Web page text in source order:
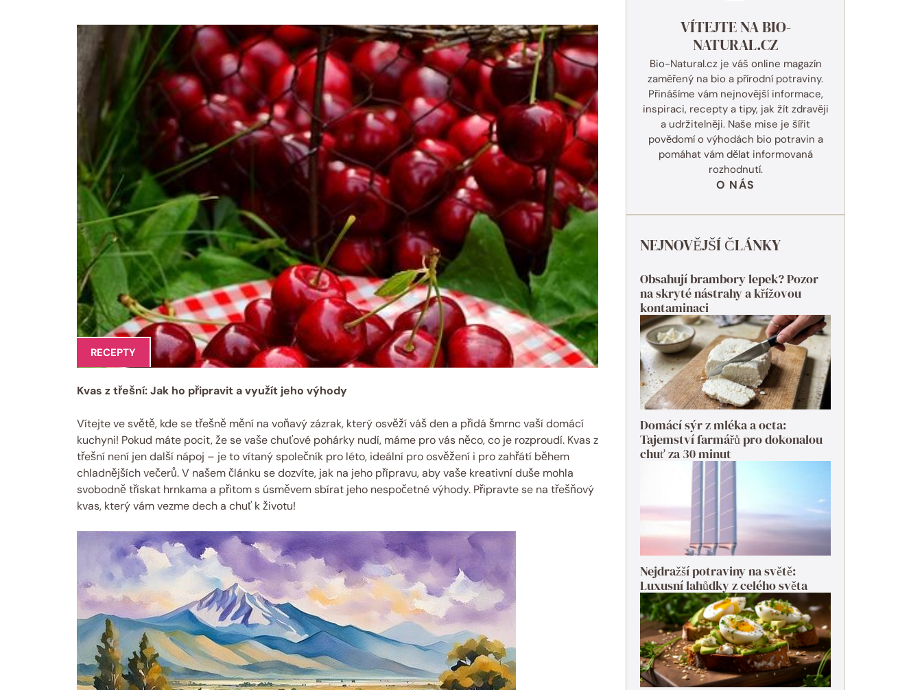
RECEPTY
Kvas z třešní: Jak ho připravit a využít jeho výhody
Vítejte ve světě, kde se třešně mění na voňavý zázrak, který osvěží váš den a přidá šmrnc vaší domácí
kuchyni! Pokud máte pocit, že se vaše chuťové pohárky nudí, máme pro vás něco, co je rozproudí. Kvas z
třešní není jen další nápoj – je to vítaný společník pro léto, ideální pro osvěžení i pro zahřátí během
chladnějších večerů. V našem článku se dozvíte, jak na jeho přípravu, aby vaše kreativní duše mohla
svobodně třískat hrnkama a přitom s úsměvem sbírat jeho nespočetné výhody. Připravte se na třešňový
kvas, který vám vezme dech a chuť k životu!
VÍTEJTE NA BIO-
NATURAL.CZ
Bio-Natural.cz je váš online magazín
zaměřený na bio a přírodní potraviny.
Přinášíme vám nejnovější informace,
inspiraci, recepty a tipy, jak žít zdravěji
a udržitelněji. Naše mise je šířit
povědomí o výhodách bio potravin a
pomáhat vám dělat informovaná
rozhodnutí.
O NÁS
NEJNOVĚJŠÍ ČLÁNKY
Obsahují brambory lepek? Pozor
na skryté nástrahy a křížovou
kontaminaci
Domácí sýr z mléka a octa:
Tajemství farmářů pro dokonalou
chuť za 30 minut
Nejdražší potraviny na světě:
Luxusní lahůdky z celého světa